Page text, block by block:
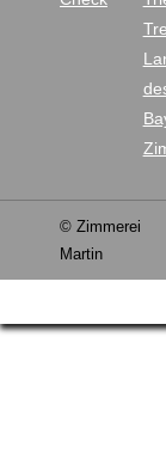
© Zimmerei
Martin